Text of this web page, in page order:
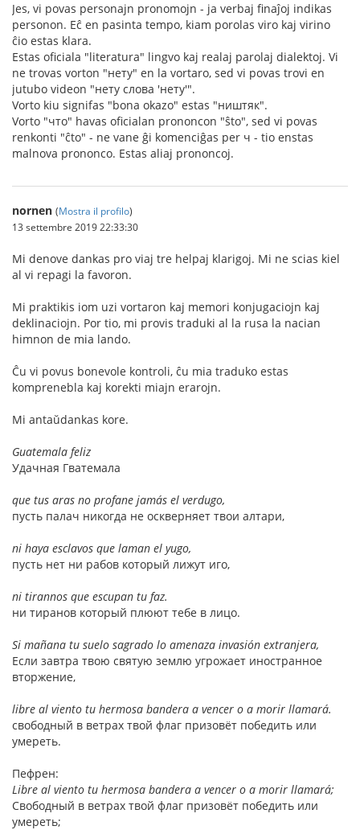
Jes, vi povas personajn pronomojn - ja verbaj finaĵoj indikas
personon. Eĉ en pasinta tempo, kiam porolas viro kaj virino
ĉio estas klara.
Estas oficiala "literatura" lingvo kaj realaj parolaj dialektoj. Vi
ne trovas vorton "нету" en la vortaro, sed vi povas trovi en
jutubo videon "нету слова 'нету'".
Vorto kiu signifas "bona okazo" estas "ништяк".
Vorto "что" havas oficialan prononcon "ŝto", sed vi povas
renkonti "ĉto" - ne vane ĝi komenciĝas per ч - tio enstas
malnova prononco. Estas aliaj prononcoj.
nornen (Mostra il profilo)
13 settembre 2019 22:33:30
Mi denove dankas pro viaj tre helpaj klarigoj. Mi ne scias kiel
al vi repagi la favoron.
Mi praktikis iom uzi vortaron kaj memori konjugaciojn kaj
deklinaciojn. Por tio, mi provis traduki al la rusa la nacian
himnon de mia lando.
Ĉu vi povus bonevole kontroli, ĉu mia traduko estas
komprenebla kaj korekti miajn erarojn.
Mi antaŭdankas kore.
Guatemala feliz
Удачная Гватемала
que tus aras no profane jamás el verdugo,
пусть палач никогда не оскверняет твои алтари,
ni haya esclavos que laman el yugo,
пусть нет ни рабов который лижут иго,
ni tirannos que escupan tu faz.
ни тиранов который плюют тебе в лицо.
Si mañana tu suelo sagrado lo amenaza invasión extranjera,
Если завтра твою святую землю угрожает иностранное
вторжение,
libre al viento tu hermosa bandera a vencer o a morir llamará.
свободный в ветрах твой флаг призовёт победить или
умереть.
Пефрен:
Libre al viento tu hermosa bandera a vencer o a morir llamará;
Свободный в ветрах твой флаг призовёт победить или
умереть;